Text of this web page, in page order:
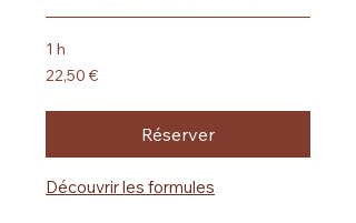
1 h
22,50
euros
22,50 €
Réserver
Découvrir les formules